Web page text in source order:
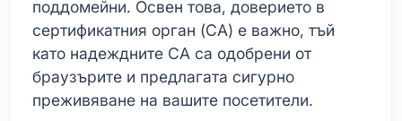
поддомейни. Освен това, доверието в
сертификатния орган (CA) е важно, тъй
като надеждните CA са одобрени от
браузърите и предлагата сигурно
преживяване на вашите посетители.